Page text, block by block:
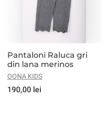
Pantaloni Raluca gri
din lana merinos
OONA KIDS
190,00 lei